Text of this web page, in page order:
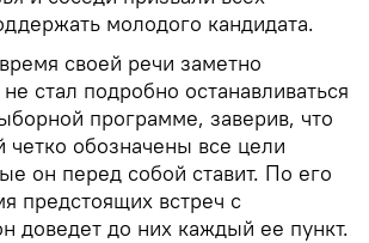
молодого кандидата.
своей речи заметно
стал подробно останавливаться
программе, заверив, что
четко обозначены все цели
он перед собой ставит. По его
предстоящих встреч с
доведет до них каждый ее пункт.